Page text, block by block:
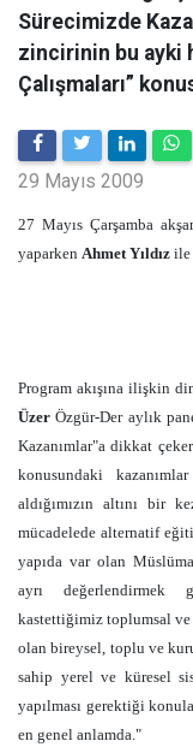
Sürecimizde
zincirinin bu ayki
Çalışmaları”
29 Mayıs 2009
27 Mayıs Çarşamba
yaparken Ahmet Yıldız ile
Program akışına ilişkin
Üzer Özgür-Der aylık
Kazanımlar"a dikkat
konusundaki
aldığımızın altını bir
mücadelede alternatif
yapıda var olan
ayrı değerlendirmek
kastettiğimiz toplumsal
olan bireysel, toplu ve
sahip yerel ve küresel
yapılması gerektiği
en genel anlamda."